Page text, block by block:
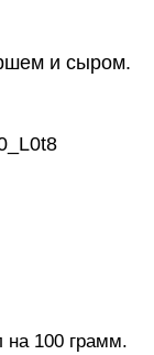
и сыром.
на 100 грамм.